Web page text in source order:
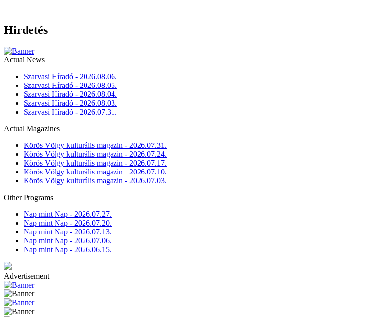
Hirdetés
Actual News
Szarvasi Híradó - 2026.08.06.
Szarvasi Híradó - 2026.08.05.
Szarvasi Híradó - 2026.08.04.
Szarvasi Híradó - 2026.08.03.
Szarvasi Híradó - 2026.07.31.
Actual Magazines
Körös Völgy kulturális magazin - 2026.07.31.
Körös Völgy kulturális magazin - 2026.07.24.
Körös Völgy kulturális magazin - 2026.07.17.
Körös Völgy kulturális magazin - 2026.07.10.
Körös Völgy kulturális magazin - 2026.07.03.
Other Programs
Nap mint Nap - 2026.07.27.
Nap mint Nap - 2026.07.20.
Nap mint Nap - 2026.07.13.
Nap mint Nap - 2026.07.06.
Nap mint Nap - 2026.06.15.
Advertisement